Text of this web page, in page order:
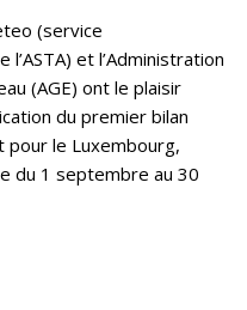
(service
et l’Administration
(AGE) ont le plaisir
du premier bilan
pour le Luxembourg,
du 1 septembre au 30